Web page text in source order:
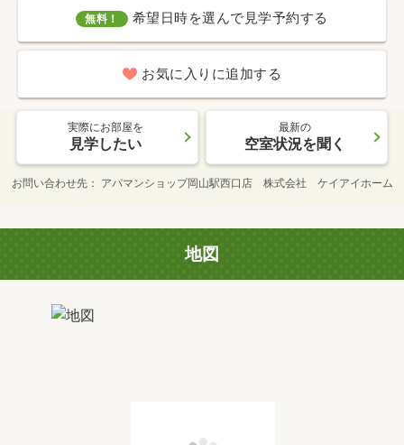
無料！ 希望日時を選んで見学予約する
お気に入りに追加する
実際にお部屋を
見学したい
最新の
空室状況を聞く
お問い合わせ先 アパマンショップ岡山駅西口店 株式会社 ケイアイホーム
地図